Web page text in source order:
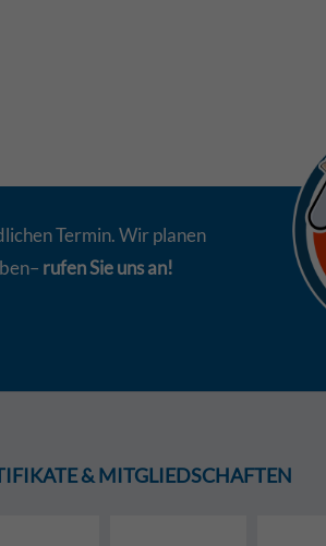
Termin. Wir planen
rufen Sie uns an!
& MITGLIEDSCHAFTEN